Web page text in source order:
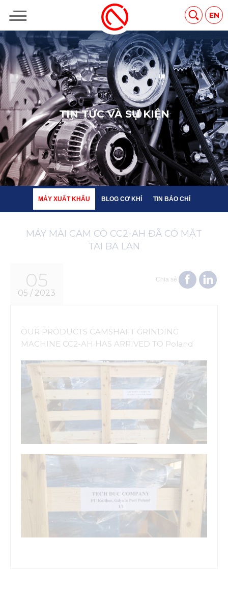
EN
BLOG CƠ KHÍ TIN BÁO CHÍ
TIN TỨC VÀ SỰ KIỆN
MÁY XUẤT KHẨU BLOG CƠ KHÍ TIN BÁO CHÍ
MÁY MÀI CAM CÒ CC2-AH ĐÃ CÓ MẶT
TAI BA LAN
05
05 / 2023
Chia sẻ
OUR PRODUCTS CAMSHAFT GRINDING
MACHINE CC2-AH HAS ARRIVED TO Poland